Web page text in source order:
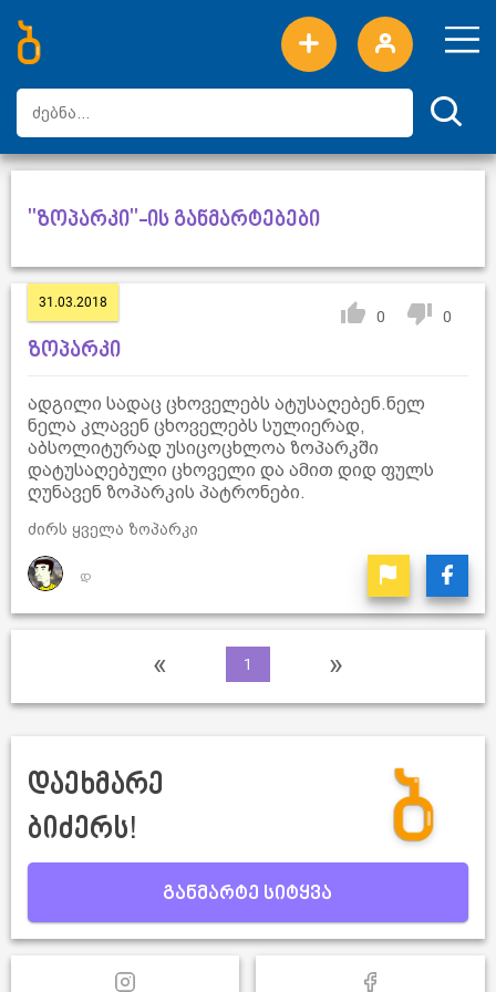
ახალი სიტყვები
ტოპ სიტყვები
დღის ტოპ სიტყვები
ტოპ მომხმარებლები
"ზოპარკი"-ის განმარტებები
31.03.2018
0 0
ზოპარკი
ადგილი სადაც ცხოველებს ატუსაღებენ.ნელ
ნელა კლავენ ცხოველებს სულიერად,
აბსოლიტურად უსიცოცხლოა ზოპარკში
დატუსაღებული ცხოველი და ამით დიდ ფულს
ღუნავენ ზოპარკის პატრონები.
ძირს ყველა ზოპარკი
დ
« 1 »
დაეხმარე
ბიძერს!
განმარტე სიტყვა